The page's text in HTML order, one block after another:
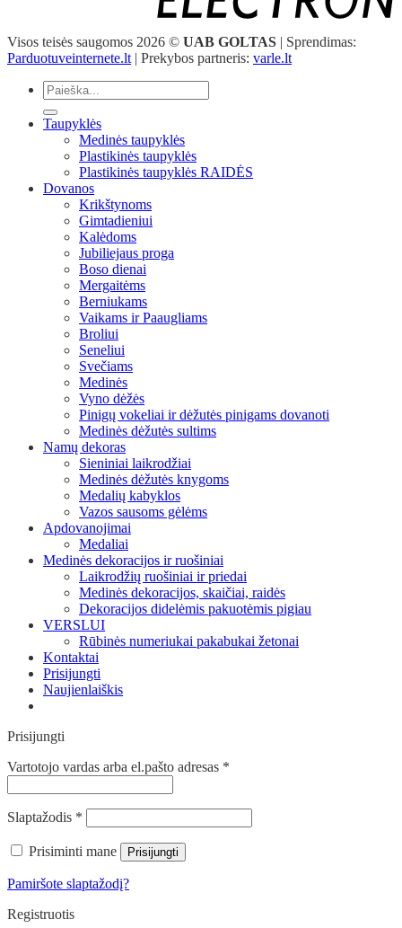
Visos teisės saugomos 2026 © UAB GOLTAS | Sprendimas:
Parduotuveinternete.lt | Prekybos partneris: varle.lt
Ieškoti:
Taupyklės
Medinės taupyklės
Plastikinės taupyklės
Plastikinės taupyklės RAIDĖS
Dovanos
Krikštynoms
Gimtadieniui
Kalėdoms
Jubiliejaus proga
Boso dienai
Mergaitėms
Berniukams
Vaikams ir Paaugliams
Broliui
Seneliui
Svečiams
Medinės
Vyno dėžės
Pinigų vokeliai ir dėžutės pinigams dovanoti
Medinės dėžutės sultims
Namų dekoras
Sieniniai laikrodžiai
Medinės dėžutės knygoms
Medalių kabyklos
Vazos sausoms gėlėms
Apdovanojimai
Medaliai
Medinės dekoracijos ir ruošiniai
Laikrodžių ruošiniai ir priedai
Medinės dekoracijos, skaičiai, raidės
Dekoracijos didelėmis pakuotėmis pigiau
VERSLUI
Rūbinės numeriukai pakabukai žetonai
Kontaktai
Prisijungti
Naujienlaiškis
Prisijungti
Vartotojo vardas arba el.pašto adresas *
Slaptažodis *
Prisiminti mane Prisijungti
Pamiršote slaptažodį?
Registruotis